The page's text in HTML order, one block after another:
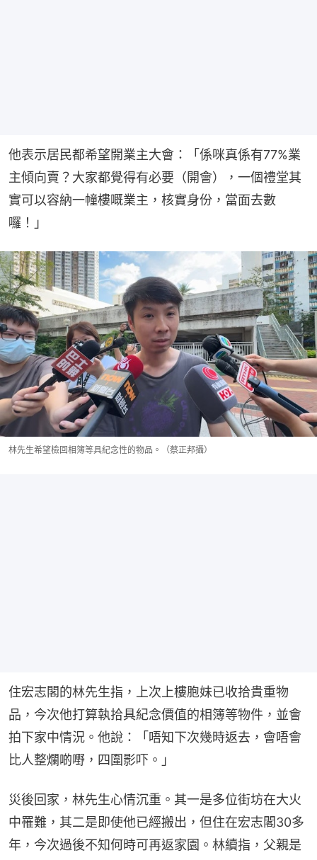
他表示居民都希望開業主大會：「係咪真係有77%業
主傾向賣？大家都覺得有必要（開會），一個禮堂其
實可以容納一幢樓嘅業主，核實身份，當面去數
囉！」
林先生希望檢回相簿等具紀念性的物品。（蔡正邦攝）
住宏志閣的林先生指，上次上樓胞妹已收拾貴重物
品，今次他打算執拾具紀念價值的相簿等物件，並會
拍下家中情況。他說：「唔知下次幾時返去，會唔會
比人整爛啲嘢，四圍影吓。」
災後回家，林先生心情沉重。其一是多位街坊在大火
中罹難，其二是即使他已經搬出，但住在宏志閣30多
年，今次過後不知何時可再返家園。林續指，父親是